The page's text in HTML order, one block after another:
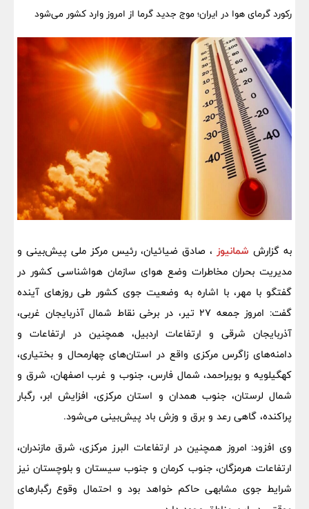
رکورد گرمای هوا در ایران؛ موج جدید گرما از امروز وارد کشور می‌شود
به گزارش شمانیوز ، صادق ضیائیان، رئیس مرکز ملی پیش‌بینی و
مدیریت بحران مخاطرات وضع هوای سازمان هواشناسی کشور در
گفتگو با مهر، با اشاره به وضعیت جوی کشور طی روزهای آینده
گفت: امروز جمعه ۲۷ تیر، در برخی نقاط شمال آذربایجان غربی،
آذربایجان شرقی و ارتفاعات اردبیل، همچنین در ارتفاعات و
دامنه‌های زاگرس مرکزی واقع در استان‌های چهارمحال و بختیاری،
کهگیلویه و بویراحمد، شمال فارس، جنوب و غرب اصفهان، شرق و
شمال لرستان، جنوب همدان و استان مرکزی، افزایش ابر، رگبار
پراکنده، گاهی رعد و برق و وزش باد پیش‌بینی می‌شود.
وی افزود: امروز همچنین در ارتفاعات البرز مرکزی، شرق مازندران،
ارتفاعات هرمزگان، جنوب کرمان و جنوب سیستان و بلوچستان نیز
شرایط جوی مشابهی حاکم خواهد بود و احتمال وقوع رگبارهای